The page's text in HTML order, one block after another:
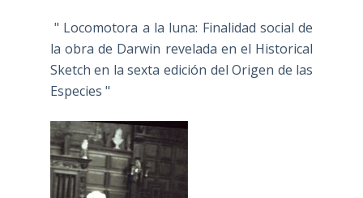
" Locomotora a la luna: Finalidad social de
la obra de Darwin revelada en el Historical
Sketch en la sexta edición del Origen de las
Especies "